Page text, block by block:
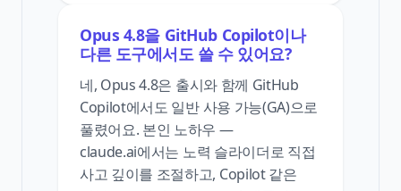
Opus 4.8을 GitHub Copilot이나
다른 도구에서도 쓸 수 있어요?
네, Opus 4.8은 출시와 함께 GitHub
Copilot에서도 일반 사용 가능(GA)으로
풀렸어요. 본인 노하우 —
claude.ai에서는 노력 슬라이더로 직접
사고 깊이를 조절하고, Copilot 같은